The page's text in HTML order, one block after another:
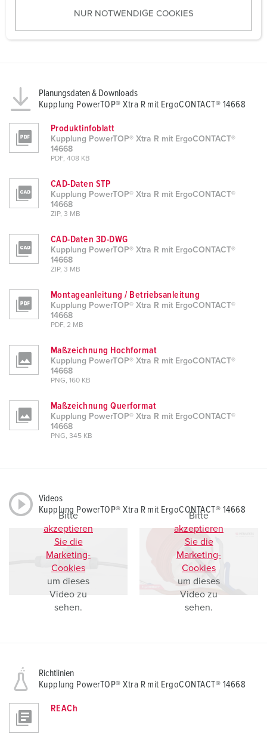
w
NUR NOTWENDIGE COOKIES
Planungsdaten & Downloads
Kupplung PowerTOP® Xtra R mit ErgoCONTACT® 14668
Produktinfoblatt
Kupplung PowerTOP® Xtra R mit ErgoCONTACT®
14668
PDF, 408 KB
CAD-Daten STP
Kupplung PowerTOP® Xtra R mit ErgoCONTACT®
14668
ZIP, 3 MB
CAD-Daten 3D-DWG
Kupplung PowerTOP® Xtra R mit ErgoCONTACT®
14668
ZIP, 3 MB
Montageanleitung / Betriebsanleitung
Kupplung PowerTOP® Xtra R mit ErgoCONTACT®
14668
PDF, 2 MB
Maßzeichnung Hochformat
Kupplung PowerTOP® Xtra R mit ErgoCONTACT®
14668
PNG, 160 KB
Maßzeichnung Querformat
Kupplung PowerTOP® Xtra R mit ErgoCONTACT®
14668
PNG, 345 KB
Videos
Kupplung PowerTOP® Xtra R mit ErgoCONTACT® 14668
Bitte
akzeptieren
Sie die
Marketing-
Cookies
um dieses
Video zu
sehen.
Bitte
akzeptieren
Sie die
Marketing-
Cookies
um dieses
Video zu
sehen.
Richtlinien
Kupplung PowerTOP® Xtra R mit ErgoCONTACT® 14668
REACh